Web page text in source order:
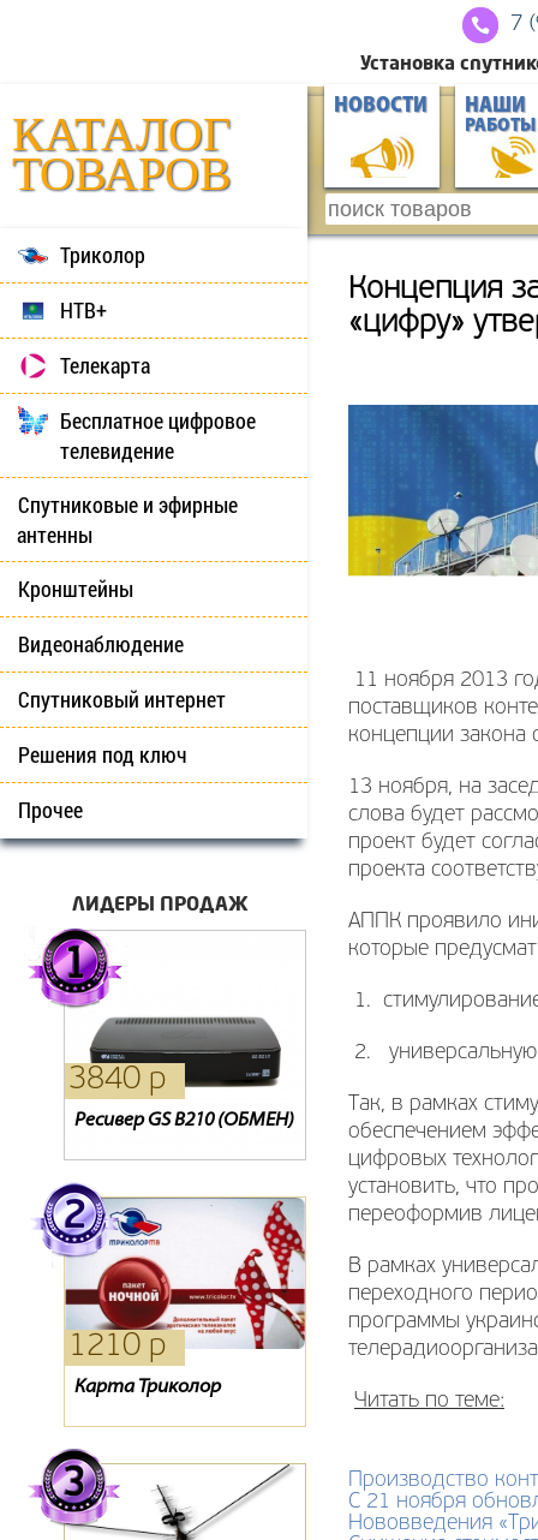
7
Установка
КАТАЛОГ
ТОВАРОВ
НОВОСТИ НАШИ
РАБОТЫ
Триколор
НТВ+
Телекарта
Бесплатное цифровое
телевидение
Спутниковые и эфирные
антенны
Кронштейны
Видеонаблюдение
Спутниковый интернет
Решения под ключ
Прочее
ЛИДЕРЫ ПРОДАЖ
3840 р
Ресивер GS B210 (ОБМЕН)
1270 р
Oriel 202
2040 р
Ресивер Lans dtr-100
1210 р
Карта Триколор
1090 р
Кронштейн NB NBC1-T
0 р
Карта доступа Триколор
Концепция
«цифру»
11 ноября 2013
поставщиков
концепции закона
13 ноября, на
слова будет
проект будет
проекта
АППК проявило
которые
1.
2.
Так, в рамках
обеспечением
цифровых
установить, что
переоформив
В рамках
переходного
программы
Читать по теме:
Производство
С 21 ноября
Нововведения